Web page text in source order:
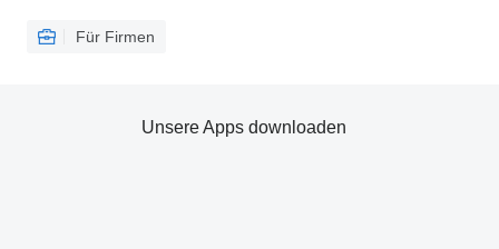
Für Firmen
Unsere Apps downloaden